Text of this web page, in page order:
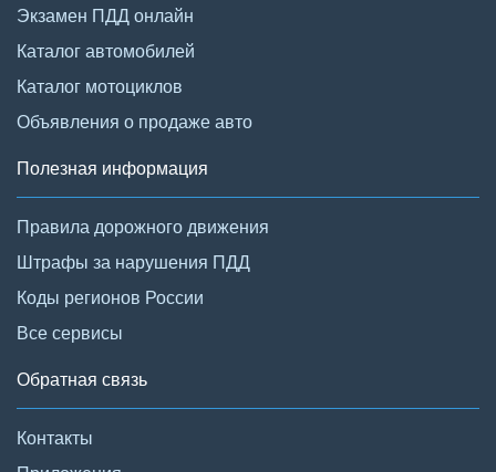
Экзамен ПДД онлайн
Каталог автомобилей
Каталог мотоциклов
Объявления о продаже авто
Полезная информация
Правила дорожного движения
Штрафы за нарушения ПДД
Коды регионов России
Все сервисы
Обратная связь
Контакты